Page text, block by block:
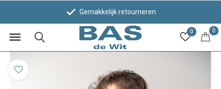
0 0
Gemakkelijk retourneren